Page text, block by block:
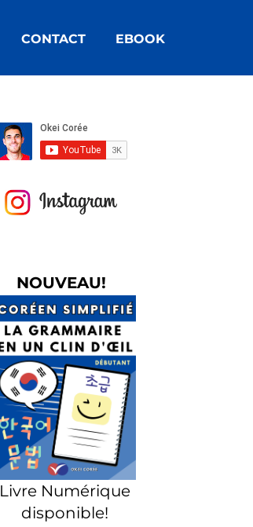
CONTACT EBOOK
NOUVEAU!
Livre Numérique
disponible!